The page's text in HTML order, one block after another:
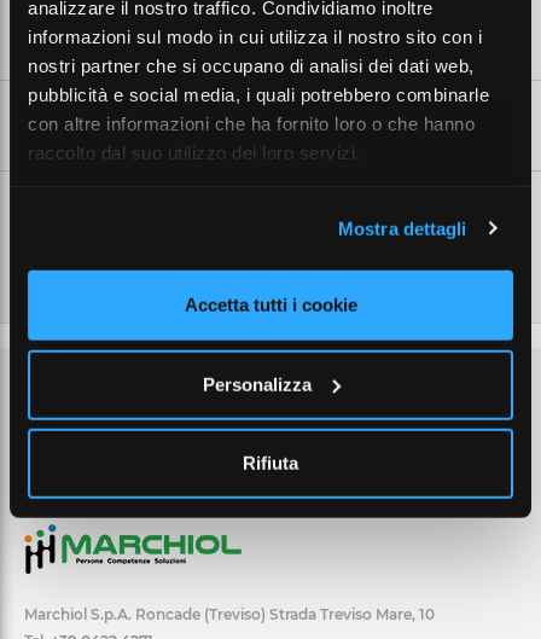
analizzare il nostro traffico. Condividiamo inoltre
informazioni sul modo in cui utilizza il nostro sito con i
nostri partner che si occupano di analisi dei dati web,
pubblicità e social media, i quali potrebbero combinarle
con altre informazioni che ha fornito loro o che hanno
raccolto dal suo utilizzo dei loro servizi.
Mostra dettagli
Accetta tutti i cookie
Personalizza
Rifiuta
CARATTERISTICHE TECNICHE
SCHEDE TECNICHE
Marchiol S.p.A. Roncade (Treviso) Strada Treviso Mare, 10